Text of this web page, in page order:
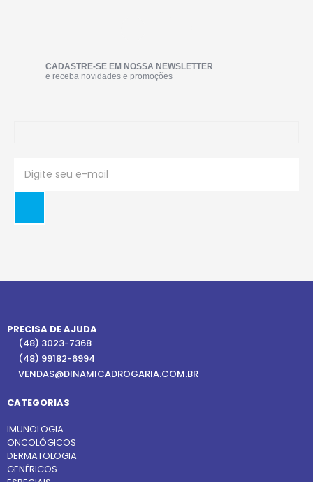
CADASTRE-SE EM NOSSA NEWSLETTER
e receba novidades e promoções
PRECISA DE AJUDA
(48) 3023-7368
(48) 99182-6994
VENDAS@DINAMICADROGARIA.COM.BR
CATEGORIAS
IMUNOLOGIA
ONCOLÓGICOS
DERMATOLOGIA
GENÉRICOS